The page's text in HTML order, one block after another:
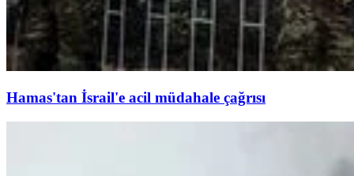
Hamas'tan İsrail'e acil müdahale çağrısı